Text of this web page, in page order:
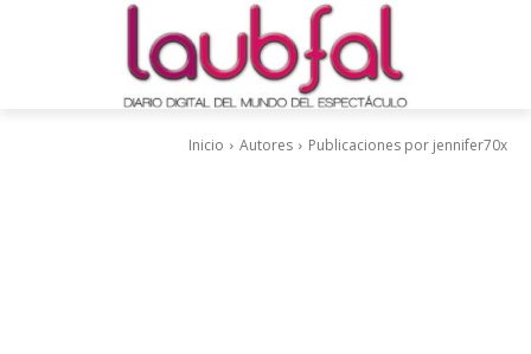
Inicio Autores Publicaciones por jennifer70x